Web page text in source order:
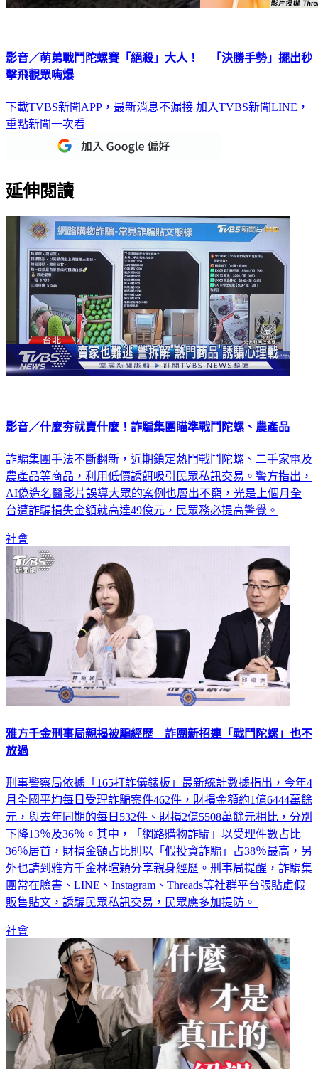
影音／萌弟戰鬥陀螺賽「絕殺」大人！ 「決勝手勢」擺出秒
擊飛觀眾嗨爆
下載TVBS新聞APP，最新消息不漏接 加入TVBS新聞LINE，
重點新聞一次看
延伸閱讀
影音／什麼夯就賣什麼！詐騙集團瞄準戰鬥陀螺、農產品
詐騙集團手法不斷翻新，近期鎖定熱門戰鬥陀螺、二手家電及
農產品等商品，利用低價誘餌吸引民眾私訊交易。警方指出，
AI偽造名醫影片誤導大眾的案例也層出不窮，光是上個月全
台遭詐騙損失金額就高達49億元，民眾務必提高警覺。
社會
雅方千金刑事局親揭被騙經歷 詐團新招連「戰鬥陀螺」也不
放過
刑事警察局依據「165打詐儀錶板」最新統計數據指出，今年4
月全國平均每日受理詐騙案件462件，財損金額約1億6444萬餘
元，與去年同期的每日532件、財損2億5508萬餘元相比，分別
下降13％及36％。其中，「網路購物詐騙」以受理件數占比
36％居首，財損金額占比則以「假投資詐騙」占38％最高，另
外也請到雅方千金林暄穎分享親身經歷。刑事局提醒，詐騙集
團常在臉書、LINE、Instagram、Threads等社群平台張貼虛假
販售貼文，誘騙民眾私訊交易，民眾應多加提防。
社會